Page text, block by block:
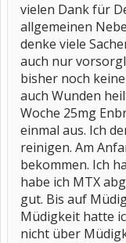
vielen Dank für
allgemeinen
denke viele
auch nur
bisher noch
auch Wunden
Woche 25mg
einmal aus. Ich
reinigen. Am
bekommen. Ich
habe ich MTX
gut. Bis auf
Müdigkeit hatte
nicht über